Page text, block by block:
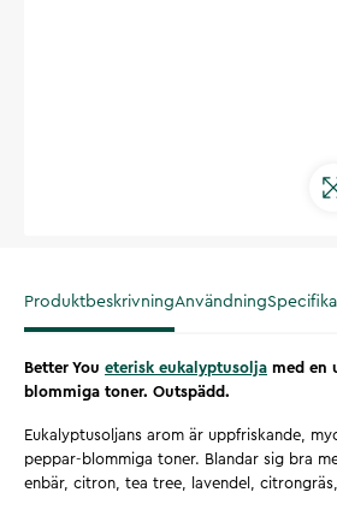
ProduktbeskrivningAnvändning
Better You eterisk eukalyptusolja med en
blommiga toner. Outspädd.
Eukalyptusoljans arom är uppfriskande,
peppar-blommiga toner. Blandar sig bra
enbär, citron, tea tree, lavendel,